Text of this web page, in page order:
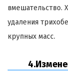
вмешательство.
удаления
крупных масс.